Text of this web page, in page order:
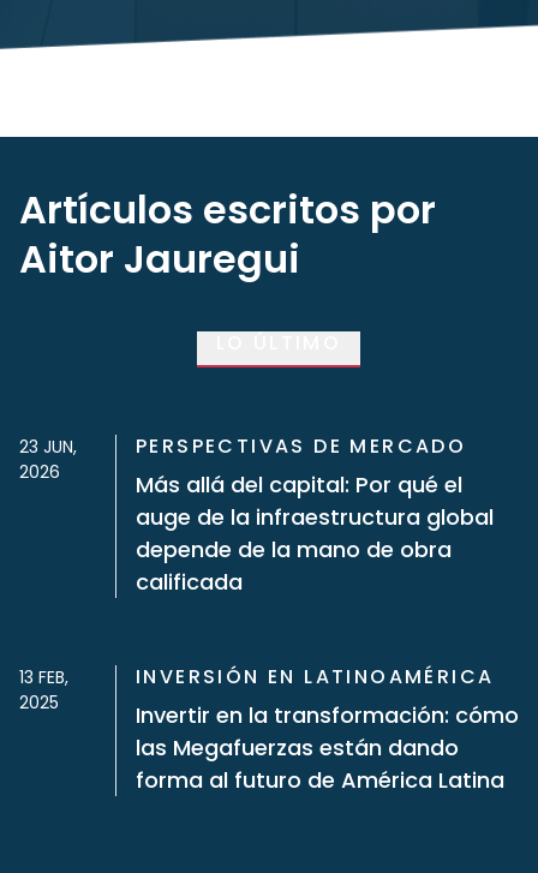
Artículos escritos por
Aitor Jauregui
23 JUN,
2026
PERSPECTIVAS DE MERCADO
Más allá del capital: Por qué el
auge de la infraestructura global
depende de la mano de obra
calificada
13 FEB,
2025
INVERSIÓN EN LATINOAMÉRICA
Invertir en la transformación: cómo
las Megafuerzas están dando
forma al futuro de América Latina